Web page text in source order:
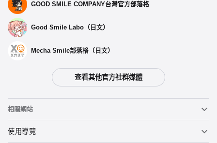
GOOD SMILE COMPANY台灣官方部落格
Good Smile Labo（日文）
Mecha Smile部落格（日文）
查看其他官方社群媒體
相關網站
黏土人
使用導覽